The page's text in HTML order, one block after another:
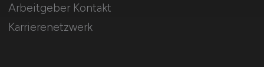
Arbeitgeber Kontakt
Karrierenetzwerk